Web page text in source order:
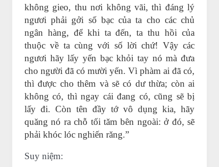
không gieo, thu nơi không vãi, thì đáng lý
ngươi phải gởi số bạc của ta cho các chủ
ngân hàng, để khi ta đến, ta thu hồi của
thuộc về ta cùng với số lời chứ! Vậy các
ngươi hãy lấy yến bạc khỏi tay nó mà đưa
cho người đã có mười yến. Vì phàm ai đã có,
thì được cho thêm và sẽ có dư thừa; còn ai
không có, thì ngay cái đang có, cũng sẽ bị
lấy đi. Còn tên đầy tớ vô dụng kia, hãy
quăng nó ra chỗ tối tăm bên ngoài: ở đó, sẽ
phải khóc lóc nghiến răng.”
Suy niệm: